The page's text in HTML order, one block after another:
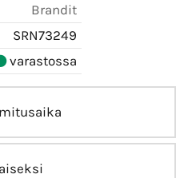
Brandit
SRN73249
varastossa